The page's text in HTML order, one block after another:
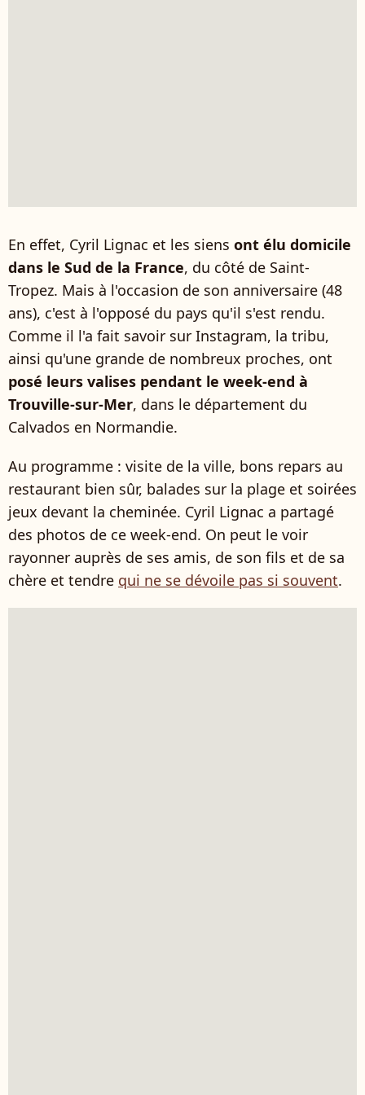
En effet, Cyril Lignac et les siens ont élu domicile
dans le Sud de la France, du côté de Saint-
Tropez. Mais à l'occasion de son anniversaire (48
ans), c'est à l'opposé du pays qu'il s'est rendu.
Comme il l'a fait savoir sur Instagram, la tribu,
ainsi qu'une grande de nombreux proches, ont
posé leurs valises pendant le week-end à
Trouville-sur-Mer, dans le département du
Calvados en Normandie.
Au programme : visite de la ville, bons repars au
restaurant bien sûr, balades sur la plage et soirées
jeux devant la cheminée. Cyril Lignac a partagé
des photos de ce week-end. On peut le voir
rayonner auprès de ses amis, de son fils et de sa
chère et tendre qui ne se dévoile pas si souvent.